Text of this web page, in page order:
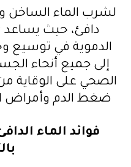
لشرب الماء الساخن
دافئ، حيث يساعد
الدموية في توسيع
إلى جميع أنحاء
الصحي على الوقاية
ضغط الدم وأمراض
فوائد الماء